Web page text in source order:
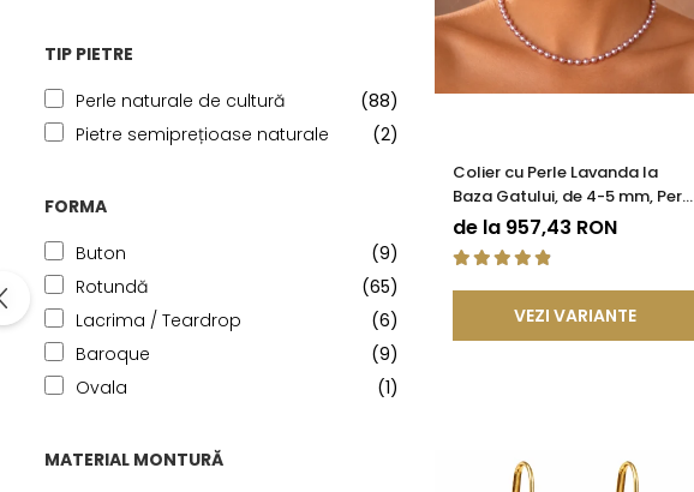
TIP PIETRE
Perle naturale de cultură
(88)
Pietre semiprețioase naturale
(2)
FORMA
Buton
(9)
Rotundă
(65)
Lacrima / Teardrop
(6)
Baroque
(9)
Ovala
(1)
MATERIAL MONTURĂ
Colier cu Perle Lavanda la
Baza Gatului, de 4-5 mm, Perle
Rare, Calitate AAA+, Aur 14K |
KASKADDA®
de la 957,43 RON
VEZI VARIANTE